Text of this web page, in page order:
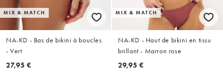
MIX & MATCH
NA-KD - Bas de bikini à boucles
- Vert
27,95 €
MIX & MATCH
NA-KD - Haut de bikini en tissu
brillant - Marron rose
29,95 €